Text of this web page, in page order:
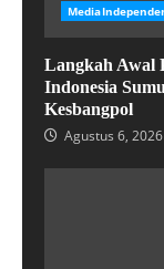
Langkah Awal
Indonesia
Kesbangpol
Agustus 6, 2026